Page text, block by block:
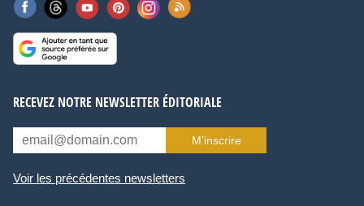
RECEVEZ NOTRE NEWSLETTER ÉDITORIALE
M’inscrire
Voir les précédentes newsletters